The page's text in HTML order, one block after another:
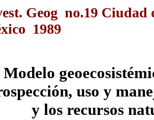
Geog no.19 Ciudad
1989
Modelo
uso y
y los recursos